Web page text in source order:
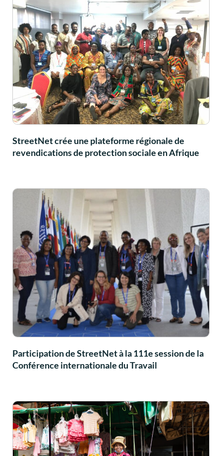
StreetNet crée une plateforme régionale de
revendications de protection sociale en Afrique
Participation de StreetNet à la 111e session de la
Conférence internationale du Travail